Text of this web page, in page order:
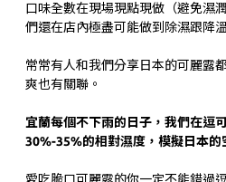
口味全數在現場現點現做（避免濕
們還在店內極盡可能做到除濕跟降溫
常常有人和我們分享日本的可麗露
爽也有關聯。
宜蘭每個不下雨的日子，我們在逗
30%-35%的相對濕度，模擬日本的